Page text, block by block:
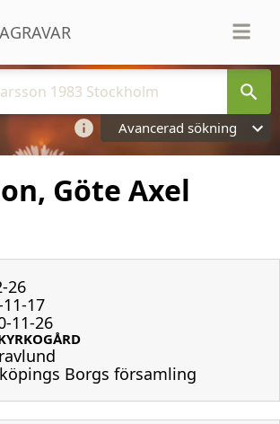
Avancerad sökning
Göte Axel
26
17
11-26
Borgs församling